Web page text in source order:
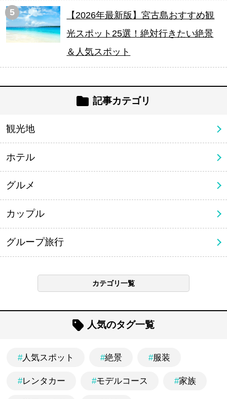
5
【2026年最新版】宮古島おすすめ観
光スポット25選！絶対行きたい絶景
＆人気スポット
記事カテゴリ
観光地
ホテル
グルメ
カップル
グループ旅行
カテゴリ一覧
人気のタグ一覧
#人気スポット #絶景 #服装
#レンタカー #モデルコース #家族